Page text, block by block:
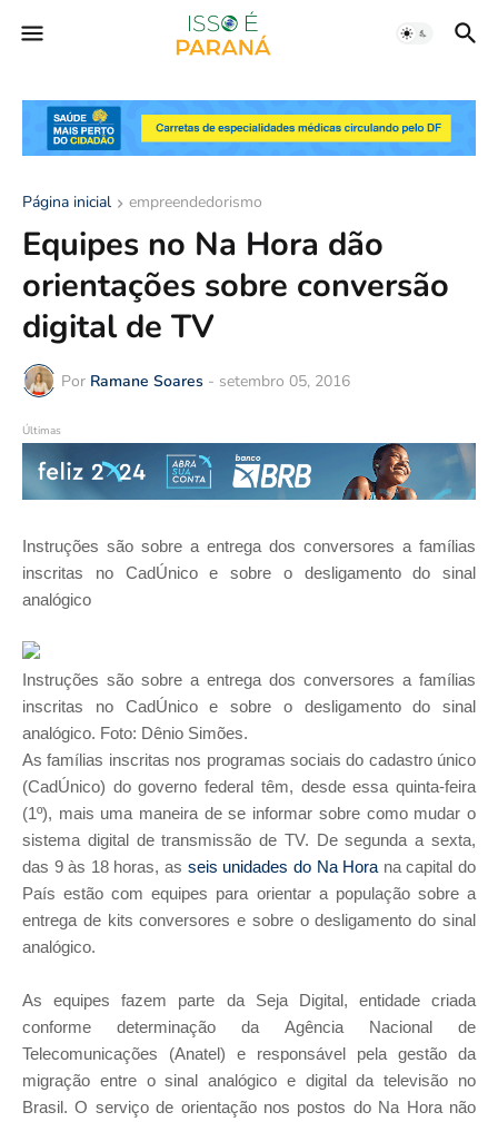
Página inicial empreendedorismo
Equipes no Na Hora dão
orientações sobre conversão
digital de TV
Por Ramane Soares - setembro 05, 2016
Últimas
Instruções são sobre a entrega dos conversores a famílias
inscritas no CadÚnico e sobre o desligamento do sinal
analógico
Instruções são sobre a entrega dos conversores a famílias
inscritas no CadÚnico e sobre o desligamento do sinal
analógico. Foto: Dênio Simões.
As famílias inscritas nos programas sociais do cadastro único
(CadÚnico) do governo federal têm, desde essa quinta-feira
(1º), mais uma maneira de se informar sobre como mudar o
sistema digital de transmissão de TV. De segunda a sexta,
das 9 às 18 horas, as seis unidades do Na Hora na capital do
País estão com equipes para orientar a população sobre a
entrega de kits conversores e sobre o desligamento do sinal
analógico.
As equipes fazem parte da Seja Digital, entidade criada
conforme determinação da Agência Nacional de
Telecomunicações (Anatel) e responsável pela gestão da
migração entre o sinal analógico e digital da televisão no
Brasil. O serviço de orientação nos postos do Na Hora não